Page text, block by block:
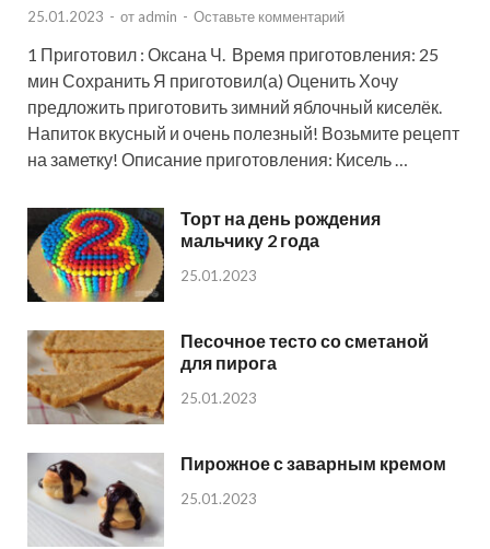
25.01.2023 - от admin - Оставьте комментарий
1 Приготовил : Оксана Ч. Время приготовления: 25
мин Сохранить Я приготовил(а) Оценить Хочу
предложить приготовить зимний яблочный киселёк.
Напиток вкусный и очень полезный! Возьмите рецепт
на заметку! Описание приготовления: Кисель …
Торт на день рождения
мальчику 2 года
25.01.2023
Песочное тесто со сметаной
для пирога
25.01.2023
Пирожное с заварным кремом
25.01.2023